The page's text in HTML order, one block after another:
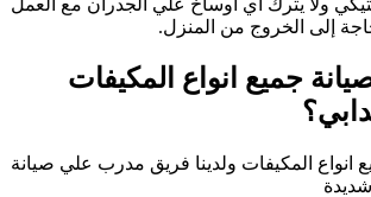
ولا يترك اي اوساخ علي الجدران مع العمل
إلى الخروج من المنزل.
جميع انواع المكيفات
انواع المكيفات ولدينا فريق مدرب علي صيانة
شديدة